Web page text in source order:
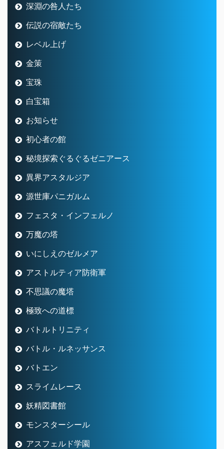
深淵の咎人たち
伝説の宿敵たち
レベル上げ
金策
宝珠
白宝箱
お知らせ
初心者の館
秘境探索ぐるぐるゼニアース
異界アスタルジア
源世庫パニガルム
フェスタ・インフェルノ
万魔の塔
いにしえのゼルメア
アストルティア防衛軍
不思議の魔塔
極致への道標
バトルトリニティ
バトル・ルネッサンス
バトエン
スライムレース
妖精図書館
モンスターシール
アスフェルド学園